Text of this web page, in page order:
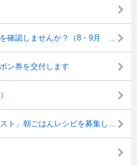
ン券を交付します